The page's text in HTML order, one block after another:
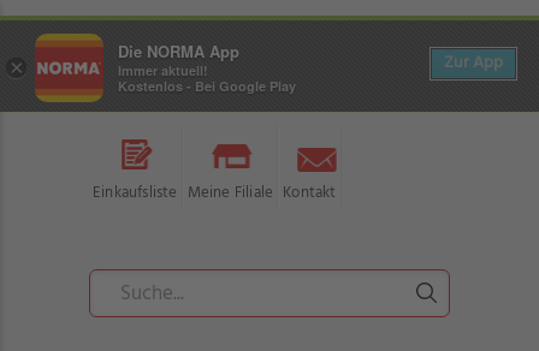
Einkaufsliste Meine Filiale Kontakt
×
Die NORMA App
Immer aktuell!
Kostenlos - Bei Google Play
Zur App